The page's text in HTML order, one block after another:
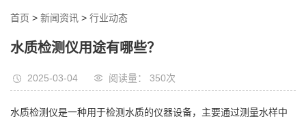
首页 > 新闻资讯 > 行业动态
水质检测仪用途有哪些？
2025-03-04 阅读量： 350次
水质检测仪是一种用于检测水质的仪器设备，主要通过测量水样中